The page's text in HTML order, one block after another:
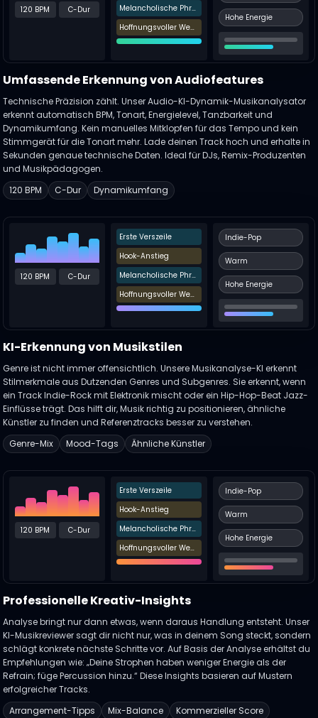
120 BPM C-Dur
Melancholische Phrase
Hoffnungsvoller Wechsel
Hohe Energie
Umfassende Erkennung von Audiofeatures
Technische Präzision zählt. Unser Audio-KI-Dynamik-Musikanalysator
erkennt automatisch BPM, Tonart, Energielevel, Tanzbarkeit und
Dynamikumfang. Kein manuelles Mitklopfen für das Tempo und kein
Stimmgerät für die Tonart mehr. Lade deinen Track hoch und erhalte in
Sekunden genaue technische Daten. Ideal für DJs, Remix-Produzenten
und Musikpädagogen.
120 BPM
C-Dur Dynamikumfang
120 BPM C-Dur
Erste Verszeile
Hook-Anstieg
Melancholische Phrase
Hoffnungsvoller Wechsel
Indie-Pop
Warm
Hohe Energie
KI-Erkennung von Musikstilen
Genre ist nicht immer offensichtlich. Unsere Musikanalyse-KI erkennt
Stilmerkmale aus Dutzenden Genres und Subgenres. Sie erkennt, wenn
ein Track Indie-Rock mit Elektronik mischt oder ein Hip-Hop-Beat Jazz-
Einflüsse trägt. Das hilft dir, Musik richtig zu positionieren, ähnliche
Künstler zu finden und Referenztracks besser zu verstehen.
Genre-Mix
Mood-Tags Ähnliche Künstler
120 BPM C-Dur
Erste Verszeile
Hook-Anstieg
Melancholische Phrase
Hoffnungsvoller Wechsel
Indie-Pop
Warm
Hohe Energie
Professionelle Kreativ-Insights
Analyse bringt nur dann etwas, wenn daraus Handlung entsteht. Unser
KI-Musikreviewer sagt dir nicht nur, was in deinem Song steckt, sondern
schlägt konkrete nächste Schritte vor. Auf Basis der Analyse erhältst du
Empfehlungen wie: „Deine Strophen haben weniger Energie als der
Refrain; füge Percussion hinzu.“ Diese Insights basieren auf Mustern
erfolgreicher Tracks.
Arrangement-Tipps
Mix-Balance Kommerzieller Score